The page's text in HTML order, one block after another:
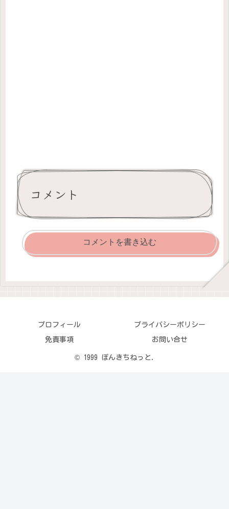
コメント
コメントを書き込む
プロフィール プライバシーポリシー
免責事項 お問い合せ
© 1999 ぽんきちねっと.